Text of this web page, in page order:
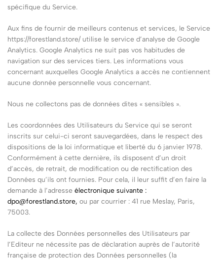
spécifique du Service.
Aux fins de fournir de meilleurs contenus et services, le Service
https://forestland.store/ utilise le service d’analyse de Google
Analytics. Google Analytics ne suit pas vos habitudes de
navigation sur des services tiers. Les informations vous
concernant auxquelles Google Analytics a accès ne contiennent
aucune donnée personnelle vous concernant.
Nous ne collectons pas de données dites « sensibles ».
Les coordonnées des Utilisateurs du Service qui se seront
inscrits sur celui-ci seront sauvegardées, dans le respect des
dispositions de la loi informatique et liberté du 6 janvier 1978.
Conformément à cette dernière, ils disposent d’un droit
d’accès, de retrait, de modification ou de rectification des
Données qu’ils ont fournies. Pour cela, il leur suffit d’en faire la
demande à l’adresse électronique suivante :
dpo@forestland.store, ou par courrier : 41 rue Meslay, Paris,
75003.
La collecte des Données personnelles des Utilisateurs par
l’Editeur ne nécessite pas de déclaration auprès de l’autorité
française de protection des Données personnelles (la